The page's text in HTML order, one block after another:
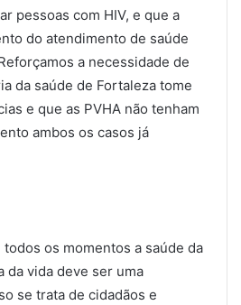
pessoas com HIV, e que a
do atendimento de saúde
a necessidade de
da saúde de Fortaleza tome
e que as PVHA não tenham
ambos os casos já
os momentos a saúde da
da vida deve ser uma
se trata de cidadãos e